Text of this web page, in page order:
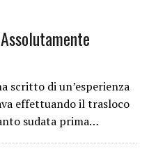
scritto di un’esperienza
effettuando il trasloco
sudata prima…